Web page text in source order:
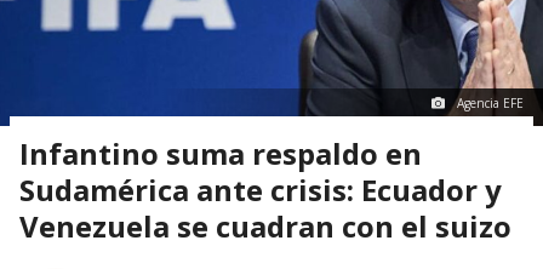
Agencia EFE
Infantino suma respaldo en
Sudamérica ante crisis: Ecuador y
Venezuela se cuadran con el suizo